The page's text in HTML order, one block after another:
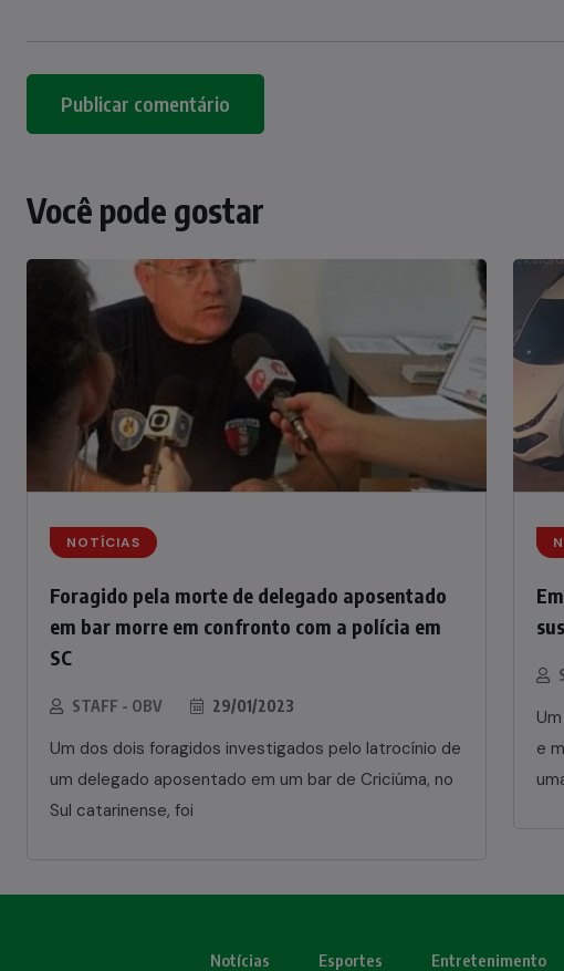
Você pode gostar
NOTÍCIAS
Foragido pela morte de delegado aposentado
em bar morre em confronto com a polícia em
SC
STAFF - OBV 29/01/2023
Um dos dois foragidos investigados pelo latrocínio de
um delegado aposentado em um bar de Criciúma, no
Sul catarinense, foi
e
Notícias Esportes Entretenimento